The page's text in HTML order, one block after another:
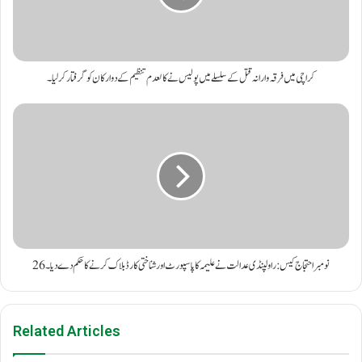
کراچی میں فرقہ وارانہ قتل کے سلسلے میں پولیس نے کالعدم تنظیم کے دو ارکان کو گرفتار کر لیا۔
26 نومبر احتجاج کیس: راولپنڈی عدالت نے علیمہ کا پاسپورٹ اور شناختی کارڈ بلاک کرنے کا حکم دے دیا۔
Related Articles